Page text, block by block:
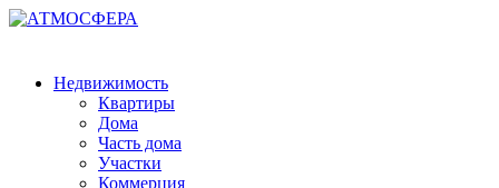
Недвижимость
Квартиры
Дома
Часть дома
Участки
Коммерция